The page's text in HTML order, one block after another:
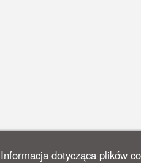
Informacja dotycząca plików